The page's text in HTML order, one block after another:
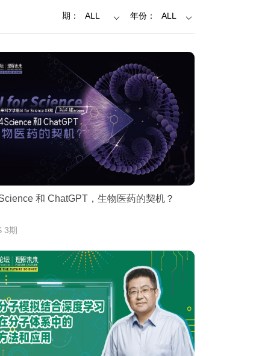
年份： ALL
期： ALL
和 ChatGPT，生物医药的契机？
3期